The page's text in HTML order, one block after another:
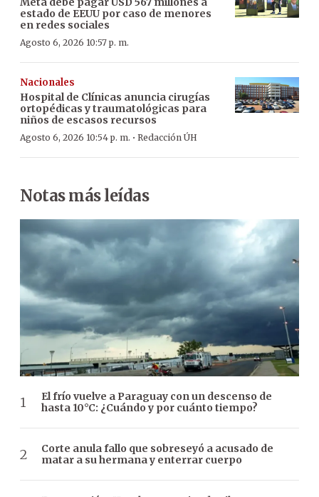
estado de EEUU por caso de menores
en redes sociales
Agosto 6, 2026 10:57 p. m.
Nacionales
Hospital de Clínicas anuncia cirugías
ortopédicas y traumatológicas para
niños de escasos recursos
Agosto 6, 2026 10:54 p. m. · Redacción ÚH
Notas más leídas
El frío vuelve a Paraguay con un descenso de
hasta 10°C: ¿Cuándo y por cuánto tiempo?
Corte anula fallo que sobreseyó a acusado de
matar a su hermana y enterrar cuerpo